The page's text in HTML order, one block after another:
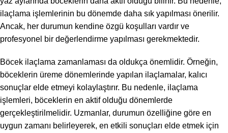
ilaçlama işlemlerinin bu dönemde daha sık yapılması önerilir.
Ancak, her durumun kendine özgü koşulları vardır ve
profesyonel bir değerlendirme yapılması gerekmektedir.
Böcek ilaçlama zamanlaması da oldukça önemlidir. Örneğin,
böceklerin üreme dönemlerinde yapılan ilaçlamalar, kalıcı
sonuçlar elde etmeyi kolaylaştırır. Bu nedenle, ilaçlama
işlemleri, böceklerin en aktif olduğu dönemlerde
gerçekleştirilmelidir. Uzmanlar, durumun özelliğine göre en
uygun zamanı belirleyerek, en etkili sonuçları elde etmek için